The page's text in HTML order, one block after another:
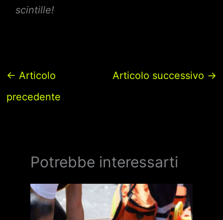
scintille!
← Articolo
precedente
Articolo successivo →
Potrebbe interessarti